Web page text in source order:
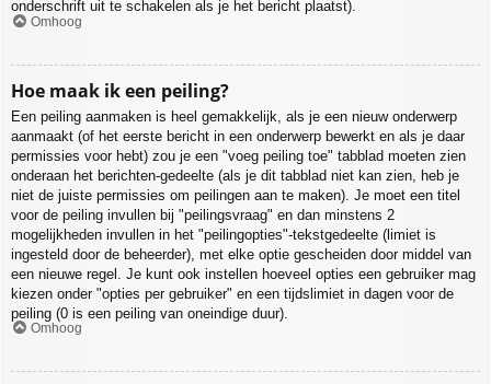
onderschrift uit te schakelen als je het bericht plaatst).
Omhoog
Hoe maak ik een peiling?
Een peiling aanmaken is heel gemakkelijk, als je een nieuw onderwerp
aanmaakt (of het eerste bericht in een onderwerp bewerkt en als je daar
permissies voor hebt) zou je een "voeg peiling toe" tabblad moeten zien
onderaan het berichten-gedeelte (als je dit tabblad niet kan zien, heb je
niet de juiste permissies om peilingen aan te maken). Je moet een titel
voor de peiling invullen bij "peilingsvraag" en dan minstens 2
mogelijkheden invullen in het "peilingopties"-tekstgedeelte (limiet is
ingesteld door de beheerder), met elke optie gescheiden door middel van
een nieuwe regel. Je kunt ook instellen hoeveel opties een gebruiker mag
kiezen onder "opties per gebruiker" en een tijdslimiet in dagen voor de
peiling (0 is een peiling van oneindige duur).
Omhoog